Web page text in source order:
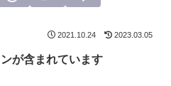
2021.10.24 2023.03.05
が含まれています